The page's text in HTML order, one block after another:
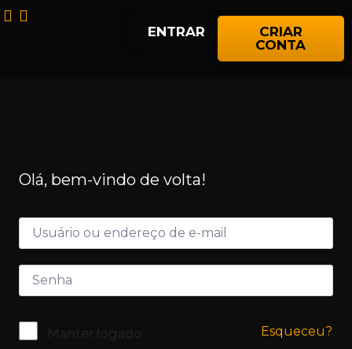
ENTRAR
CRIAR
CONTA
Olá, bem-vindo de volta!
Manter logado Esqueceu?